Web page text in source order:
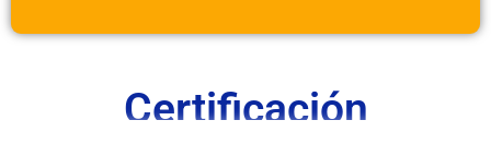
Certificación